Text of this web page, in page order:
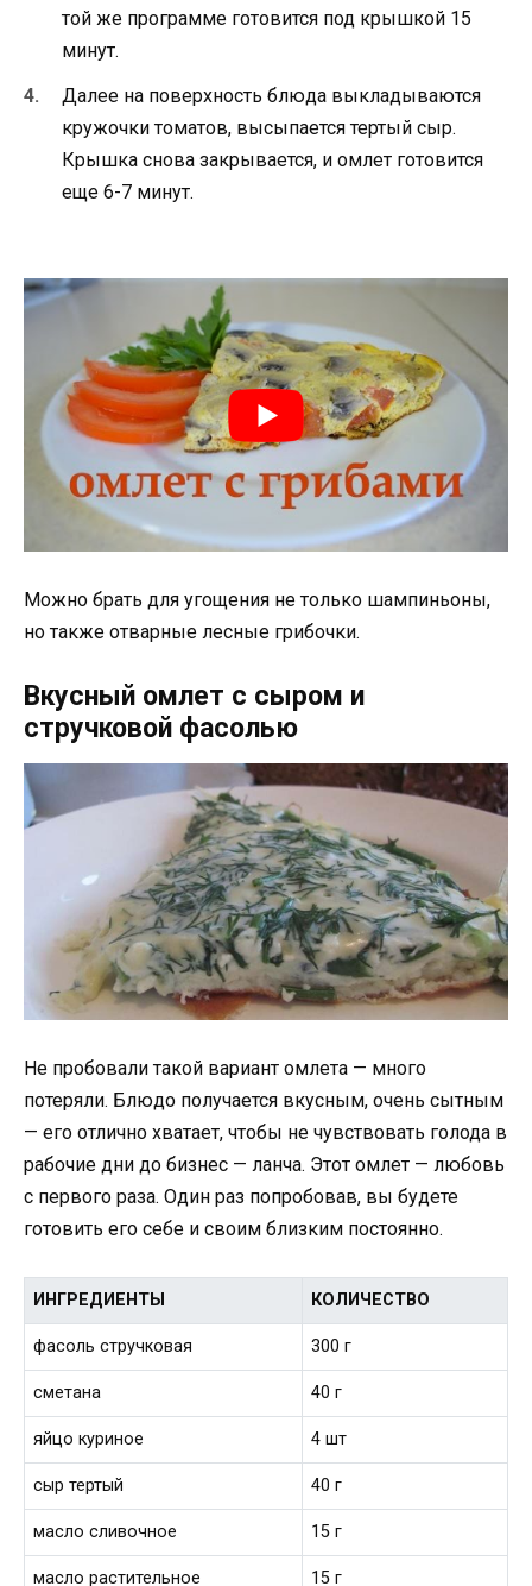
той же программе готовится под крышкой 15
минут.
Далее на поверхность блюда выкладываются
кружочки томатов, высыпается тертый сыр.
Крышка снова закрывается, и омлет готовится
еще 6-7 минут.
Можно брать для угощения не только шампиньоны,
но также отварные лесные грибочки.
Вкусный омлет с сыром и
стручковой фасолью
Не пробовали такой вариант омлета — много
потеряли. Блюдо получается вкусным, очень сытным
— его отлично хватает, чтобы не чувствовать голода в
рабочие дни до бизнес — ланча. Этот омлет — любовь
с первого раза. Один раз попробовав, вы будете
готовить его себе и своим близким постоянно.
ИНГРЕДИЕНТЫ КОЛИЧЕСТВО
фасоль стручковая 300 г
сметана 40 г
яйцо куриное 4 шт
сыр тертый 40 г
масло сливочное 15 г
масло растительное 15 г